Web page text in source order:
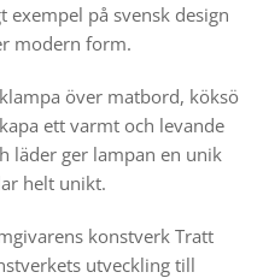
exempel på svensk design
modern form.
över matbord, köksö
ett varmt och levande
läder ger lampan en unik
helt unikt.
konstverk Tratt
utveckling till